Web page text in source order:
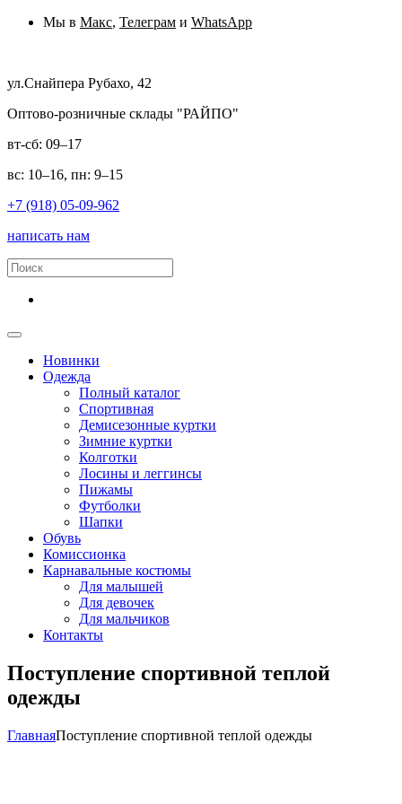
Мы в Макс, Телеграм и WhatsApp
ул.Снайпера Рубахо, 42
Оптово-розничные склады "РАЙПО"
вт-сб: 09–17
вс: 10–16, пн: 9–15
+7 (918) 05-09-962
написать нам
Новинки
Одежда
Полный каталог
Спортивная
Демисезонные куртки
Зимние куртки
Колготки
Лосины и леггинсы
Пижамы
Футболки
Шапки
Обувь
Комиссионка
Карнавальные костюмы
Для малышей
Для девочек
Для мальчиков
Контакты
Поступление спортивной теплой
одежды
ГлавнаяПоступление спортивной теплой одежды